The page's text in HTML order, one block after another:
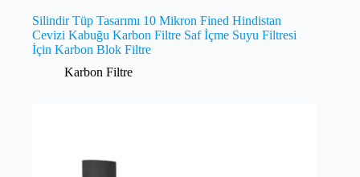
Silindir Tüp Tasarımı 10 Mikron Fined Hindistan
Cevizi Kabuğu Karbon Filtre Saf İçme Suyu Filtresi
İçin Karbon Blok Filtre
Karbon Filtre